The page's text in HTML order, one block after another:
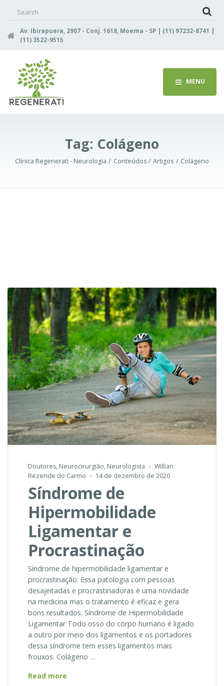
Av. Ibirapuera, 2907 - Conj. 1618, Moema - SP | (11) 97232-8741 |
(11) 3522-9515
MENU
Tag: Colágeno
Clínica Regenerati - Neurologia Conteúdos Artigos Colágeno
Doutores, Neurocirurgião, Neurologista
Willian
Rezende do Carmo
14 de dezembro de 2020
Síndrome de
Hipermobilidade
Ligamentar e
Procrastinação
Síndrome de hipermobilidade ligamentar e
procrastinação: Essa patologia com pessoas
desajeitadas e procrastinadoras é uma novidade
na medicina mas o tratamento é eficaz e gera
bons resultados. Síndrome de Hipermobilidade
Ligamentar Todo osso do corpo humano é ligado
a outro por meio dos ligamentos e os portadores
dessa síndrome tem esses ligamentos mais
frouxos. Colágeno …
Read more